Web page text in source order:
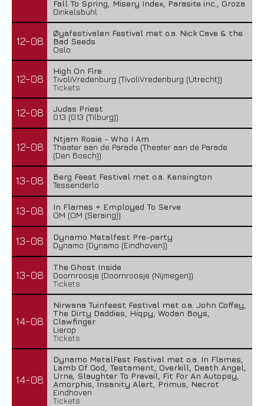
Fall To Spring, Misery Index, Parasite inc., Groza
Dinkelsbühl
12-08
Øyafestivalen Festival met o.a. Nick Cave & the
Bad Seeds
Oslo
12-08
High On Fire
TivoliVredenburg (TivoliVredenburg (Utrecht))
Tickets
12-08
Judas Priest
013 (013 (Tilburg))
12-08
Ntjam Rosie - Who I Am
Theater aan de Parade (Theater aan de Parade
(Den Bosch))
13-08
Berg Feest Festival met o.a. Kensington
Tessenderlo
13-08
In Flames + Employed To Serve
OM (OM (Seraing))
13-08
Dynamo Metalfest Pre-party
Dynamo (Dynamo (Eindhoven))
13-08
The Ghost Inside
Doornroosje (Doornroosje (Nijmegen))
Tickets
14-08
Nirwana Tuinfeest Festival met o.a. John Coffey,
The Dirty Daddies, Hiqpy, Wodan Boys,
Clawfinger
Lierop
Tickets
14-08
Dynamo MetalFest Festival met o.a. In Flames,
Lamb Of God, Testament, Overkill, Death Angel,
Urne, Slaughter To Prevail, Fit For An Autopsy,
Amorphis, Insanity Alert, Primus, Necrot
Eindhoven
Tickets